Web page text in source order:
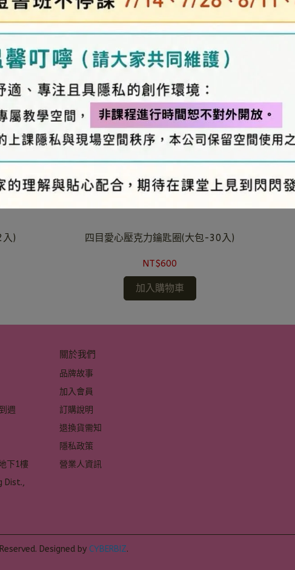
入) 四目愛心壓克力鑰匙圈(大包-30入)
NT$600
加入購物車
週
下1樓
Dist.,
關於我們
品牌故事
加入會員
訂購說明
退換貨需知
隱私政策
營業人資訊
Designed by CYBERBIZ.